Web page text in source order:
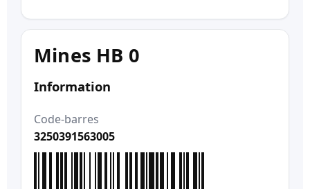
Mines HB 0
Information
Code-barres
3250391563005